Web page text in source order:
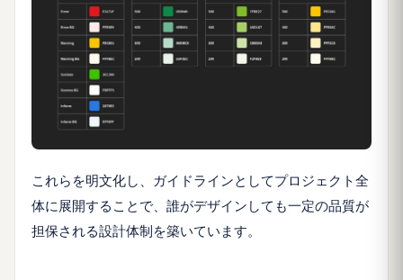
これらを明文化し、ガイドラインとしてプロジェクト全
体に展開することで、誰がデザインしても一定の品質が
担保される設計体制を築いています。